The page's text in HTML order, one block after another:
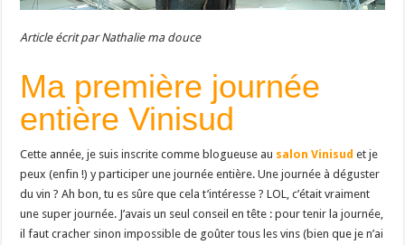
Article écrit par Nathalie ma douce
Ma première journée
entière Vinisud
Cette année, je suis inscrite comme blogueuse au salon Vinisud et je
peux (enfin !) y participer une journée entière. Une journée à déguster
du vin ? Ah bon, tu es sûre que cela t’intéresse ? LOL, c’était vraiment
une super journée. J’avais un seul conseil en tête : pour tenir la journée,
il faut cracher sinon impossible de goûter tous les vins (bien que je n’ai